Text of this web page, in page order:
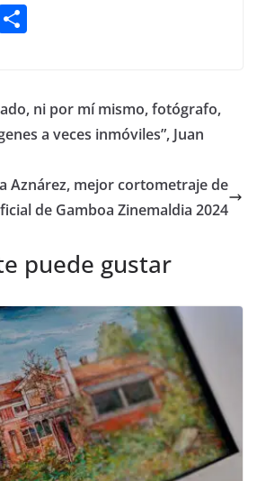
p
ar
r
ni por mí mismo, fotógrafo,
a veces inmóviles”, Juan
Aznárez, mejor cortometraje de
de Gamboa Zinemaldia 2024
puede gustar